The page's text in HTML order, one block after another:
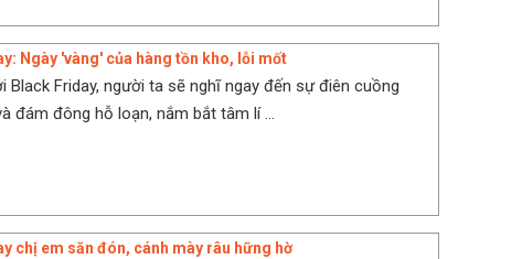
Ngày 'vàng' của hàng tồn kho, lỗi mốt
Black Friday, người ta sẽ nghĩ ngay đến sự điên cuồng
đám đông hỗ loạn, nắm bắt tâm lí ...
chị em săn đón, cánh mày râu hững hờ